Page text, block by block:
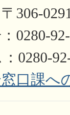
306-
0280-
0280-
口課へ